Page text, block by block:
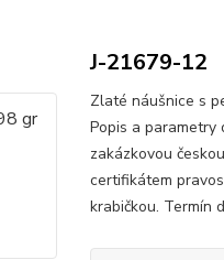
J-21679-12
Zlaté náušnice s
Popis a parametry
zakázkovou
certifikátem
krabičkou. Termín